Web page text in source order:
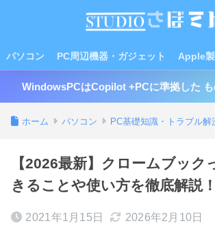
パソコン PC周辺機器・ガジェット Apple
WindowsPCはCopilot +PCに準拠した も
ホーム パソコン PC基礎知識・トラブル解
【2026最新】クロームブック
きることや使い方を徹底解説！
2021年1月15日 2026年2月10日